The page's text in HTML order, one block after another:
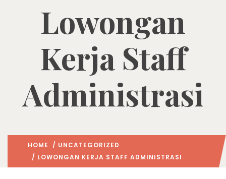
Lowongan
Kerja Staff
Administrasi
HOME / UNCATEGORIZED
/ LOWONGAN KERJA STAFF ADMINISTRASI